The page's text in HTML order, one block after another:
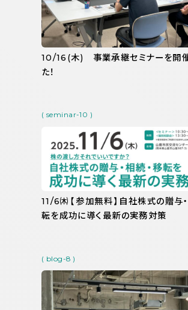
10/16(木) 事業承継セミナーを開
た！
( seminar-10 )
11/6㈭【参加無料】自社株式の贈与
転を成功に導く最新の実務対策
( blog-8 )